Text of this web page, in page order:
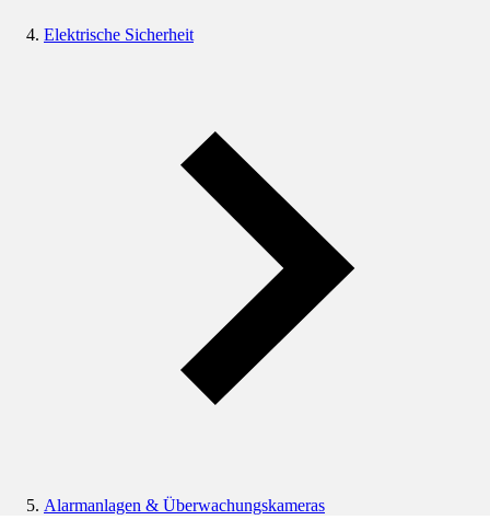
Elektrische Sicherheit
Alarmanlagen & Überwachungskameras